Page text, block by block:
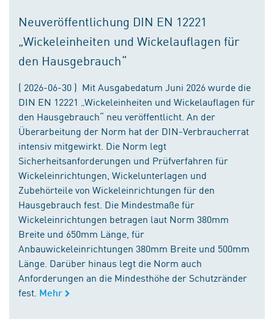
Neuveröffentlichung DIN EN 12221
„Wickeleinheiten und Wickelauflagen für
den Hausgebrauch“
( 2026-06-30 ) Mit Ausgabedatum Juni 2026 wurde die
DIN EN 12221 „Wickeleinheiten und Wickelauflagen für
den Hausgebrauch“ neu veröffentlicht. An der
Überarbeitung der Norm hat der DIN-Verbraucherrat
intensiv mitgewirkt. Die Norm legt
Sicherheitsanforderungen und Prüfverfahren für
Wickeleinrichtungen, Wickelunterlagen und
Zubehörteile von Wickeleinrichtungen für den
Hausgebrauch fest. Die Mindestmaße für
Wickeleinrichtungen betragen laut Norm 380mm
Breite und 650mm Länge, für
Anbauwickeleinrichtungen 380mm Breite und 500mm
Länge. Darüber hinaus legt die Norm auch
Anforderungen an die Mindesthöhe der Schutzränder
fest. Mehr